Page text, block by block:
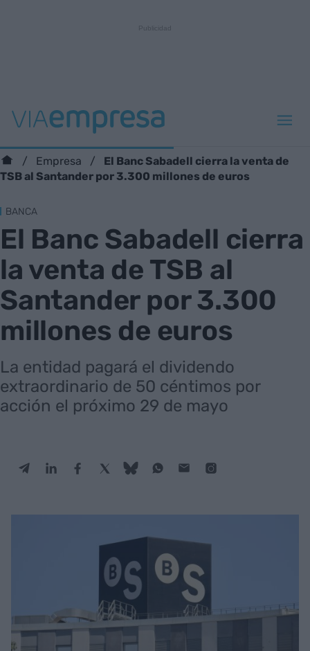
Empresa
El Banc Sabadell cierra la venta de
TSB al Santander por 3.300 millones de euros
BANCA
El Banc Sabadell cierra
la venta de TSB al
Santander por 3.300
millones de euros
La entidad pagará el dividendo
extraordinario de 50 céntimos por
acción el próximo 29 de mayo